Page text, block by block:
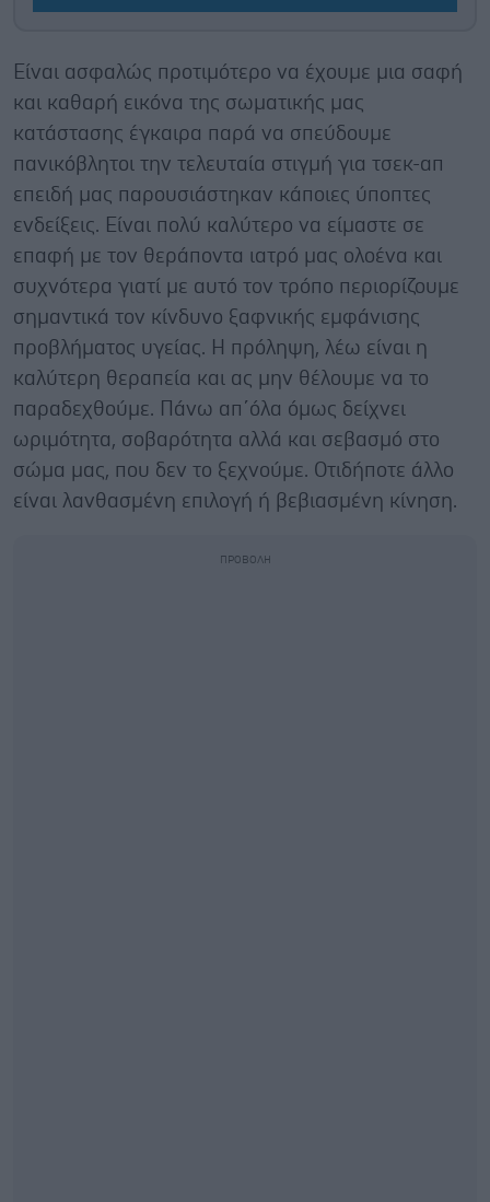
Είναι ασφαλώς προτιμότερο να έχουμε μια σαφή
και καθαρή εικόνα της σωματικής μας
κατάστασης έγκαιρα παρά να σπεύδουμε
πανικόβλητοι την τελευταία στιγμή για τσεκ-απ
επειδή μας παρουσιάστηκαν κάποιες ύποπτες
ενδείξεις. Είναι πολύ καλύτερο να είμαστε σε
επαφή με τον θεράποντα ιατρό μας ολοένα και
συχνότερα γιατί με αυτό τον τρόπο περιορίζουμε
σημαντικά τον κίνδυνο ξαφνικής εμφάνισης
προβλήματος υγείας. Η πρόληψη, λέω είναι η
καλύτερη θεραπεία και ας μην θέλουμε να το
παραδεχθούμε. Πάνω απ΄όλα όμως δείχνει
ωριμότητα, σοβαρότητα αλλά και σεβασμό στο
σώμα μας, που δεν το ξεχνούμε. Οτιδήποτε άλλο
είναι λανθασμένη επιλογή ή βεβιασμένη κίνηση.